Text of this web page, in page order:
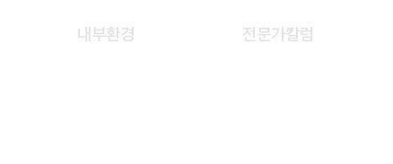
내부환경 전문가칼럼